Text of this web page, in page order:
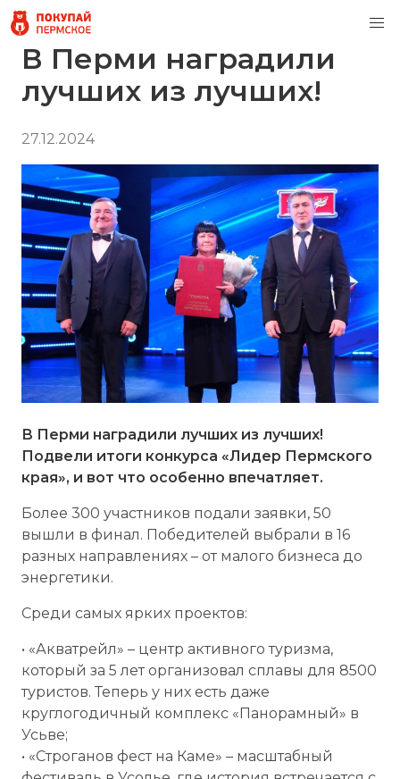
В Перми наградили
лучших из лучших!
27.12.2024
В Перми наградили лучших из лучших!
Подвели итоги конкурса «Лидер Пермского
края», и вот что особенно впечатляет.
Более 300 участников подали заявки, 50
вышли в финал. Победителей выбрали в 16
разных направлениях – от малого бизнеса до
энергетики.
Среди самых ярких проектов:
• «Акватрейл» – центр активного туризма,
который за 5 лет организовал сплавы для 8500
туристов. Теперь у них есть даже
круглогодичный комплекс «Панорамный» в
Усьве;
• «Строганов фест на Каме» – масштабный